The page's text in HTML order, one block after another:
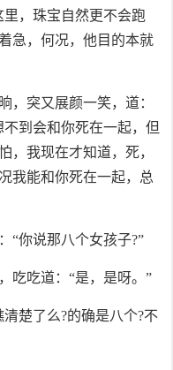
，珠宝自然更不会跑
急，何况，他目的本就
，突又展颜一笑，道：
到会和你死在一起，但
，我现在才知道，死，
我能和你死在一起，总
“你说那八个女孩子?”
吃吃道：“是，是呀。”
楚了么?的确是八个?不